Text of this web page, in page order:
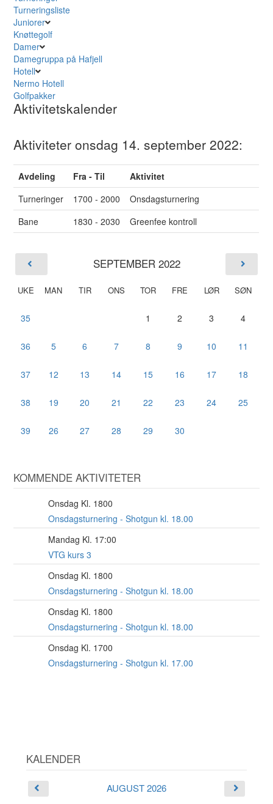
Turneringsliste
Juniorer
Knøttegolf
Damer
Damegruppa på Hafjell
Hotell
Nermo Hotell
Golfpakker
Aktivitetskalender
Aktiviteter onsdag 14. september 2022:
Avdeling Fra - Til
Aktivitet
Turneringer
1700 - 2000
Onsdagsturnering
Bane
1830 - 2030 Greenfee kontroll
SEPTEMBER 2022
UKE MAN TIR ONS TOR FRE LØR SØN
35 1 2 3 4
36 5 6 7 8 9 10 11
37 12 13 14 15 16 17 18
38 19 20 21 22 23 24 25
39 26 27 28 29 30
KOMMENDE AKTIVITETER
Onsdag Kl. 1800
Onsdagsturnering - Shotgun kl. 18.00
Mandag Kl. 17:00
VTG kurs 3
Onsdag Kl. 1800
Onsdagsturnering - Shotgun kl. 18.00
Onsdag Kl. 1800
Onsdagsturnering - Shotgun kl. 18.00
Onsdag Kl. 1700
Onsdagsturnering - Shotgun kl. 17.00
KALENDER
AUGUST 2026